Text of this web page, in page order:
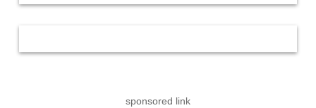
sponsored link